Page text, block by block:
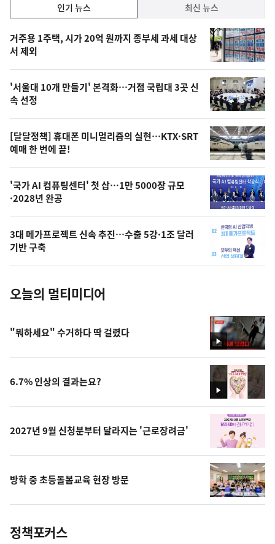
기,
최
신,
오
늘
의
영
상
오
의
사
진
인기 뉴스 최신 뉴스
기
뉴
스
거주용 1주택, 시가 20억 원까지 종부세 과세 대상
서 제외
'서울대 10개 만들기' 본격화…거점 국립대 3곳 신
속 선정
[달달정책] 휴대폰 미니멀리즘의 실현…KTX·SRT
예매 한 번에 끝!
'국가 AI 컴퓨팅센터' 첫 삽…1만 5000장 규모
·2028년 완공
3대 메가프로젝트 신속 추진…수출 5강·1조 달러
기반 구축
오늘의 멀티미디어
영
상
"뭐하세요" 수거하다 딱 걸렸다
영
상
6.7% 인상의 결과는요?
2027년 9월 신청분부터 달라지는 '근로장려금'
방학 중 초등돌봄교육 현장 방문
정책포커스